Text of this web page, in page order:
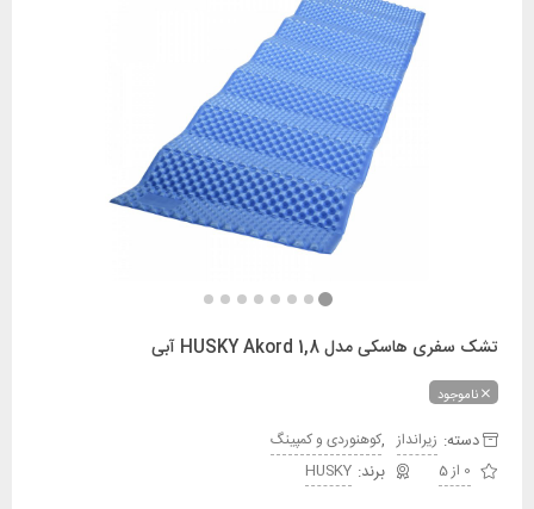
تشک سفری هاسکی مدل HUSKY Akord 1,8 آبی
ناموجود
دسته: زیرانداز , کوهنوردی و کمپینگ
0 از 5
HUSKY